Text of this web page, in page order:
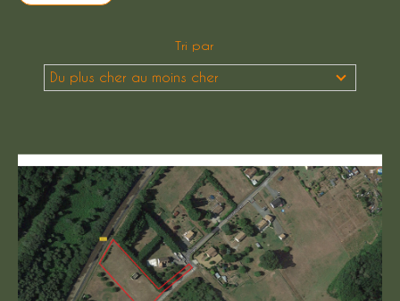
Tri par
Du plus cher au moins cher
Budget
Budget
Surface
Pièces
Pièces
Référence